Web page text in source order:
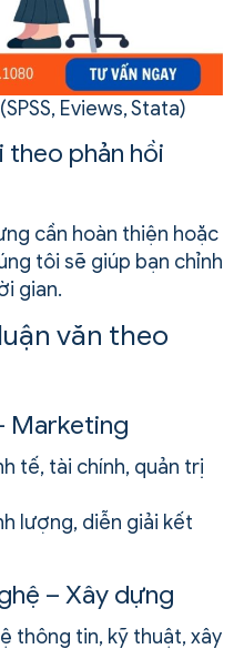
Eviews, Stata)
theo phản hồi
cần hoàn thiện hoặc
tôi sẽ giúp bạn chỉnh
gian.
văn theo
Marketing
tế, tài chính, quản trị
lượng, diễn giải kết
– Xây dựng
thông tin, kỹ thuật, xây